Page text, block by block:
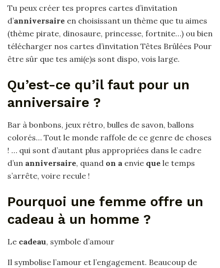
Tu peux créer tes propres cartes d’invitation
d’anniversaire en choisissant un thème que tu aimes
(thème pirate, dinosaure, princesse, fortnite…) ou bien
télécharger nos cartes d’invitation Têtes Brûlées Pour
être sûr que tes ami(e)s sont dispo, vois large.
Qu’est-ce qu’il faut pour un
anniversaire ?
Bar à bonbons, jeux rétro, bulles de savon, ballons
colorés… Tout le monde raffole de ce genre de choses
! … qui sont d’autant plus appropriées dans le cadre
d’un anniversaire, quand on a envie que le temps
s’arrête, voire recule !
Pourquoi une femme offre un
cadeau à un homme ?
Le cadeau, symbole d’amour
Il symbolise l’amour et l’engagement. Beaucoup de